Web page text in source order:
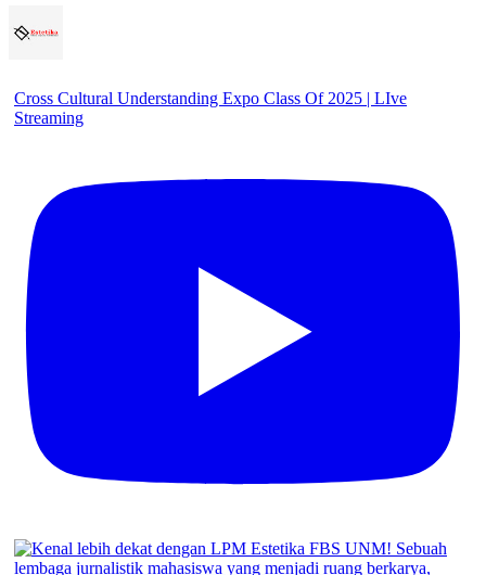
Cross Cultural Understanding Expo Class Of 2025 | LIve
Streaming